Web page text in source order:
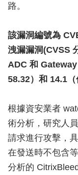
路。
該漏洞編號為
洩漏漏洞(CVSS
ADC 和
58.32）和 14.1（
根據資安業者
術分析，研究人
請求進行攻擊，
在發送時不包含
分析的